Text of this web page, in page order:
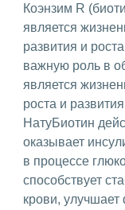
Коэнзим R
является
развития и
важную роль в
является
роста и
НатуБиотин
оказывает
в процессе
способствует
крови,